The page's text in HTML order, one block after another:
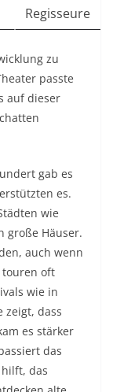
Regisseure
zu
passte
auf dieser
gab es
es.
wie
große Häuser.
auch wenn
touren oft
wie in
zeigt, dass
es stärker
das
das